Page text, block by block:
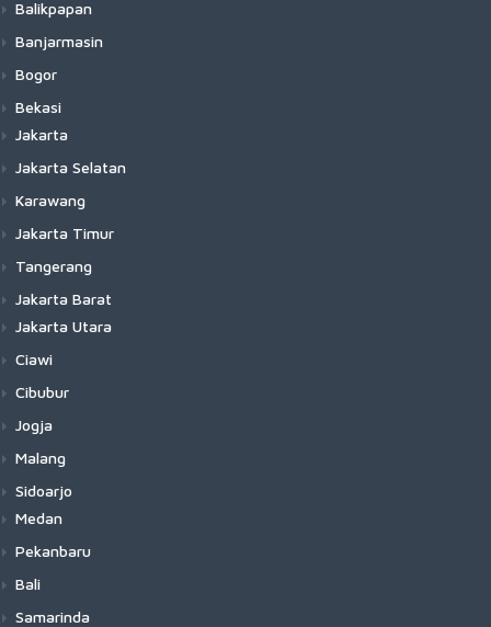
Balikpapan
Banjarmasin
Bogor
Bekasi
Jakarta
Jakarta Selatan
Karawang
Jakarta Timur
Tangerang
Jakarta Barat
Jakarta Utara
Ciawi
Cibubur
Jogja
Malang
Sidoarjo
Medan
Pekanbaru
Bali
Samarinda